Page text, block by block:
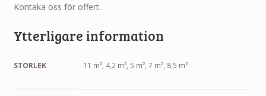
Kontaka oss för offert.
Ytterligare information
STORLEK 11 m², 4,2 m², 5 m², 7 m², 8,5 m²